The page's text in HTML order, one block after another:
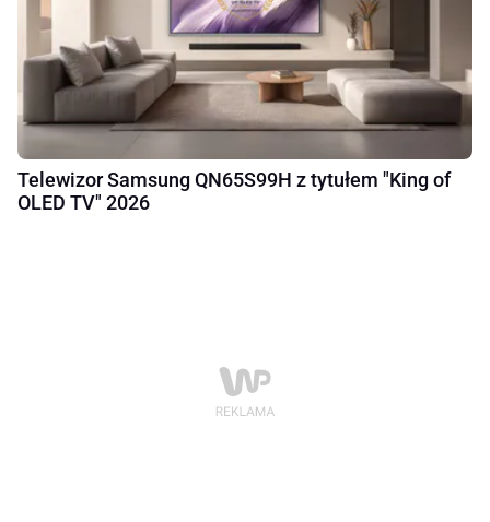
Telewizor Samsung QN65S99H z tytułem "King of
OLED TV" 2026